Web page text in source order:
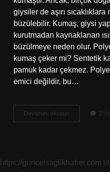
giysiler de aşırı sıcaklıklara
büzülebilir. Kumaş, giysi
kurutmadan kaynaklanan
büzülmeye neden olur.
kumaş çeker mi? Sentetik
pamuk kadar çekmez.
emici değildir, bu…
Devamını okuyun
Tür
2
https://guncelsaglikhaber.com